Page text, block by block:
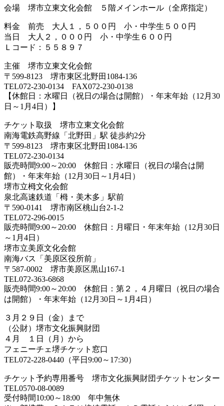
会場 堺市立東文化会館 ５階メインホール（全席指定）
料金 前売 大人１，５００円 小・中学生５００円
当日 大人２，０００円 小・中学生６００円
Ｌコード：５５８９７
主催 堺市立東文化会館
〒599-8123 堺市東区北野田1084-136
TEL072-230-0134 FAX072-230-0138
【休館日：水曜日（祝日の場合は開館）・年末年始（12月30
日～1月4日）】
チケット取扱 堺市立東文化会館
南海電鉄高野線「北野田」駅 徒歩約2分
〒599-8123 堺市東区北野田1084-136
TEL072-230-0134
販売時間9:00～20:00 休館日：水曜日（祝日の場合は開
館）・年末年始（12月30日～1月4日）
堺市立栂文化会館
泉北高速鉄道「栂・美木多」駅前
〒590-0141 堺市南区桃山台2-1-2
TEL072-296-0015
販売時間9:00～20:00 休館日：月曜日・年末年始（12月30日
～1月4日）
堺市立美原文化会館
南海バス「美原区役所前」
〒587-0002 堺市美原区黒山167-1
TEL072-363-6868
販売時間9:00～20:00 休館日：第２，４月曜日（祝日の場合
は開館）・年末年始（12月30日～1月4日）
３月２９日（金）まで
（公財）堺市文化振興財団
４月 １日（月）から
フェニーチェ堺チケット窓口
TEL072-228-0440（平日9:00～17:30）
チケット予約専用番号 堺市文化振興財団チケットセンター
TEL0570-08-0089
受付時間10:00～18:00 年中無休